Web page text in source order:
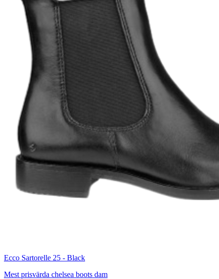
Ecco Sartorelle 25 - Black
Mest prisvärda chelsea boots dam